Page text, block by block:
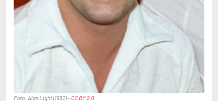
Aiken, Joan
Aird, Catherine
Airth, Rennie
Ajanović, Midhat
Ajvide Lindqvist, John
Akunin, Boris
Alfredsson, Karin
Allan, Barbara
Allan, John B.
Foto: Alan Light (1982) - CC BY 2.0